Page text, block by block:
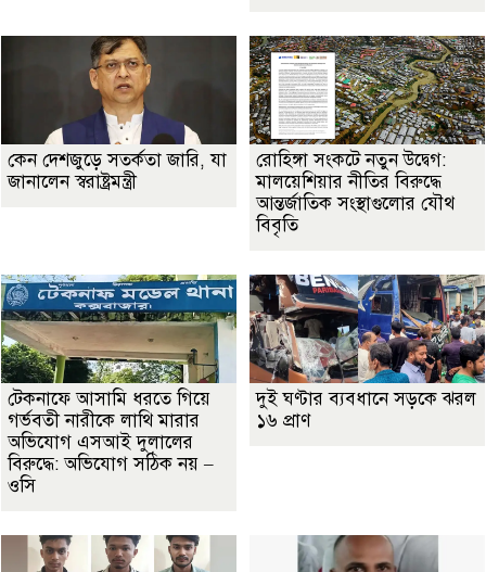
কেন দেশজুড়ে সতর্কতা জারি, যা
জানালেন স্বরাষ্ট্রমন্ত্রী
রোহিঙ্গা সংকটে নতুন উদ্বেগ:
মালয়েশিয়ার নীতির বিরুদ্ধে
আন্তর্জাতিক সংস্থাগুলোর যৌথ
বিবৃতি
টেকনাফে আসামি ধরতে গিয়ে
গর্ভবতী নারীকে লাথি মারার
অভিযোগ এসআই দুলালের
বিরুদ্ধে: অভিযোগ সঠিক নয় –
ওসি
দুই ঘণ্টার ব্যবধানে সড়কে ঝরল
১৬ প্রাণ